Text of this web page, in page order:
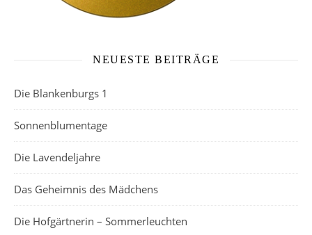
NEUESTE BEITRÄGE
Die Blankenburgs 1
Sonnenblumentage
Die Lavendeljahre
Das Geheimnis des Mädchens
Die Hofgärtnerin – Sommerleuchten